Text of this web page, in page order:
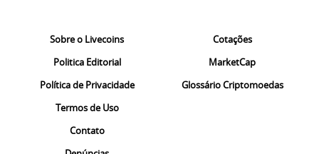
Sobre o Livecoins
Politica Editorial
Política de Privacidade
Termos de Uso
Contato
Cotações
MarketCap
Glossário Criptomoedas